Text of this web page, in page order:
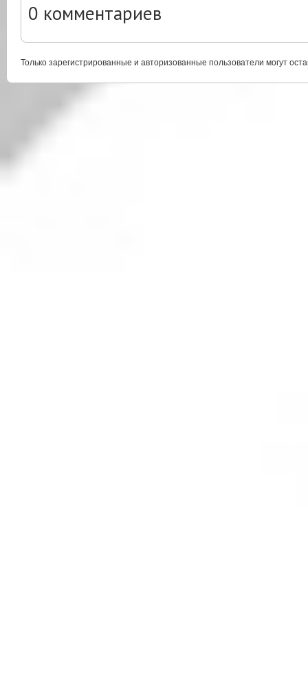
0 комментариев
Только зарегистрированные и авторизованные пользователи могут